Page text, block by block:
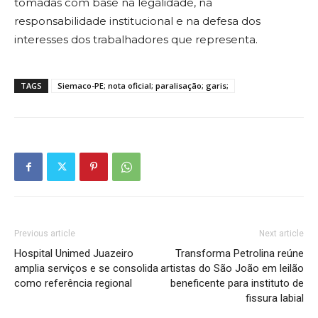
responsabilidade institucional e na defesa dos
interesses dos trabalhadores que representa.
TAGS Siemaco-PE; nota oficial; paralisação; garis;
Previous article
Hospital Unimed Juazeiro
amplia serviços e se consolida
como referência regional
Next article
Transforma Petrolina reúne
artistas do São João em leilão
beneficente para instituto de
fissura labial